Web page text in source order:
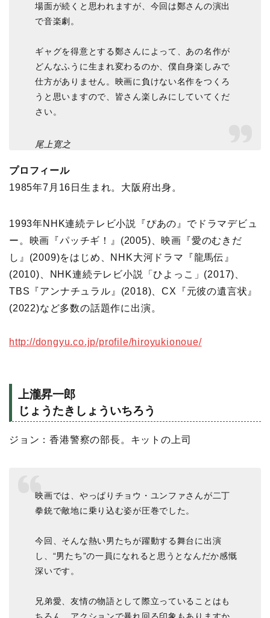
場面が続くと思われますが、今回は鄭さんの演出
で音楽劇。
ギャグを得意とする鄭さんによって、あの名作が
どんなふうに生まれ変わるのか、僕自身楽しみで
仕方がありません。映画に負けない名作をつくろ
うと思いますので、皆さん楽しみにしていてくだ
さい。
尾上寛之
プロフィール
1985年7月16日生まれ。大阪府出身。
1993年NHK連続テレビ小説『ぴあの』でドラマデビュ
ー。映画『パッチギ！』(2005)、映画『愛のむきだ
し』(2009)をはじめ、NHK大河ドラマ『龍馬伝』
(2010)、NHK連続テレビ小説「ひよっこ」(2017)、
TBS『アンナチュラル』(2018)、CX『元彼の遺言状』
(2022)など多数の話題作に出演。
http://dongyu.co.jp/profile/hiroyukionoue/
上瀧昇一郎
じょうたきしょういちろう
ジョン：香港警察の部長。キットの上司
映画では、やっぱりチョウ・ユンファさんが二丁
拳銃で敵地に乗り込む姿が圧巻でした。
今回、そんな熱い男たちが躍動する舞台に出演
し、“男たち”の一員になれると思うとなんだか感慨
深いです。
兄弟愛、友情の物語として際立っていることはも